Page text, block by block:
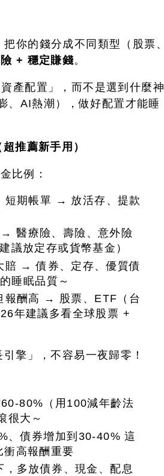
你的錢分成不同類型（股票、
+ 穩定賺錢。
產配置」，而不是選到什麼神
、AI熱潮），做好配置才能睡
推薦新手用）
比例：
短期帳單 → 放活存、提款
醫療險、壽險、意外險
議放定存或貨幣基金）
賠 → 債券、定存、優質債
睡眠品質～
報酬高 → 股票、ETF（台
年建議多看全球股票 +
擎」，不容易一夜歸零！
60-80%（用100減年齡法
很大～
、債券增加到30-40% 這
衝高報酬重要
，多放債券、現金、配息